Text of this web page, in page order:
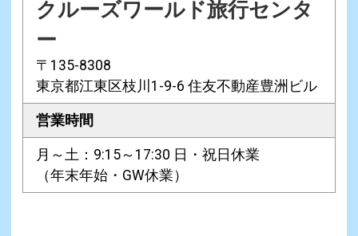
クルーズワールド旅行センタ
ー
〒135-8308
東京都江東区枝川1-9-6 住友不動産豊洲ビル
営業時間
月～土：9:15～17:30 日・祝日休業
（年末年始・GW休業）